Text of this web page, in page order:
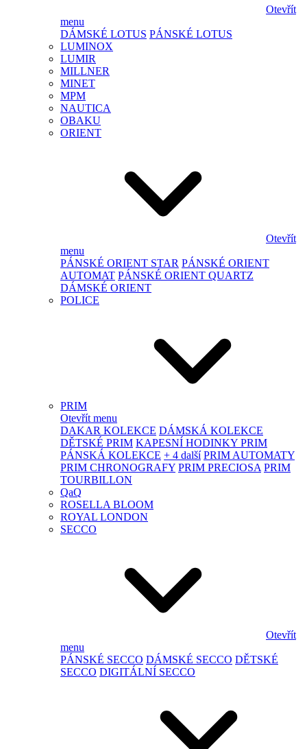
Otevřít
menu
DÁMSKÉ LOTUS PÁNSKÉ LOTUS
LUMINOX
LUMIR
MILLNER
MINET
MPM
NAUTICA
OBAKU
ORIENT
Otevřít
menu
PÁNSKÉ ORIENT STAR PÁNSKÉ ORIENT
AUTOMAT PÁNSKÉ ORIENT QUARTZ
DÁMSKÉ ORIENT
POLICE
PRIM
Otevřít menu
DAKAR KOLEKCE DÁMSKÁ KOLEKCE
DĚTSKÉ PRIM KAPESNÍ HODINKY PRIM
PÁNSKÁ KOLEKCE + 4 další PRIM AUTOMATY
PRIM CHRONOGRAFY PRIM PRECIOSA PRIM
TOURBILLON
QaQ
ROSELLA BLOOM
ROYAL LONDON
SECCO
Otevřít
menu
PÁNSKÉ SECCO DÁMSKÉ SECCO DĚTSKÉ
SECCO DIGITÁLNÍ SECCO